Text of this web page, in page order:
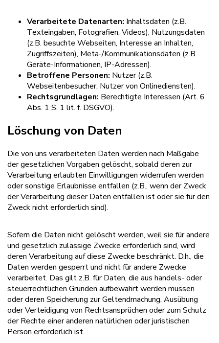
Verarbeitete Datenarten: Inhaltsdaten (z.B.
Texteingaben, Fotografien, Videos), Nutzungsdaten
(z.B. besuchte Webseiten, Interesse an Inhalten,
Zugriffszeiten), Meta-/Kommunikationsdaten (z.B.
Geräte-Informationen, IP-Adressen).
Betroffene Personen: Nutzer (z.B.
Webseitenbesucher, Nutzer von Onlinediensten).
Rechtsgrundlagen: Berechtigte Interessen (Art. 6
Abs. 1 S. 1 lit. f. DSGVO).
Löschung von Daten
Die von uns verarbeiteten Daten werden nach Maßgabe
der gesetzlichen Vorgaben gelöscht, sobald deren zur
Verarbeitung erlaubten Einwilligungen widerrufen werden
oder sonstige Erlaubnisse entfallen (z.B., wenn der Zweck
der Verarbeitung dieser Daten entfallen ist oder sie für den
Zweck nicht erforderlich sind).
Sofern die Daten nicht gelöscht werden, weil sie für andere
und gesetzlich zulässige Zwecke erforderlich sind, wird
deren Verarbeitung auf diese Zwecke beschränkt. D.h., die
Daten werden gesperrt und nicht für andere Zwecke
verarbeitet. Das gilt z.B. für Daten, die aus handels- oder
steuerrechtlichen Gründen aufbewahrt werden müssen
oder deren Speicherung zur Geltendmachung, Ausübung
oder Verteidigung von Rechtsansprüchen oder zum Schutz
der Rechte einer anderen natürlichen oder juristischen
Person erforderlich ist.